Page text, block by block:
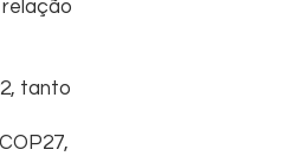
tanto